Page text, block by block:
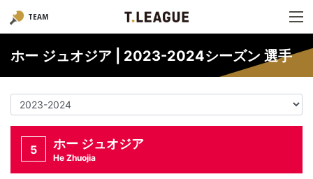
TEAM
ホー ジュオジア | 2023-2024シーズン 選手
5 ホー ジュオジア
He Zhuojia